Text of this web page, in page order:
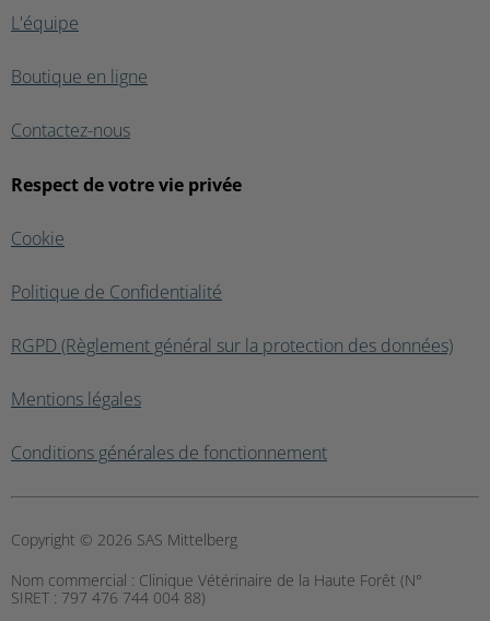
L'équipe
Boutique en ligne
Contactez-nous
Respect de votre vie privée
Cookie
Politique de Confidentialité
RGPD (Règlement général sur la protection des données)
Mentions légales
Conditions générales de fonctionnement
Copyright © 2026 SAS Mittelberg
Nom commercial : Clinique Vétérinaire de la Haute Forêt (N°
SIRET : 797 476 744 004 88)